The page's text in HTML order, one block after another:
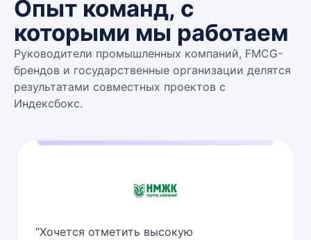
Опыт команд, с
которыми мы работаем
Руководители промышленных компаний, FMCG-
брендов и государственные организации делятся
результатами совместных проектов с
Индексбокс.
“Хочется отметить высокую